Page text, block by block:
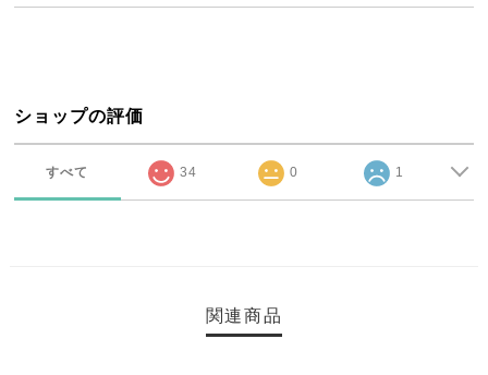
ショップの評価
すべて 34 0 1
関連商品